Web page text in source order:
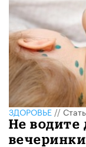
ЗДОРОВЬЕ//
Не водите